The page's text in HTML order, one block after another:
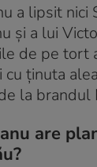
a lipsit nici
și a lui
de pe tort
cu ținuta
la brandul
are